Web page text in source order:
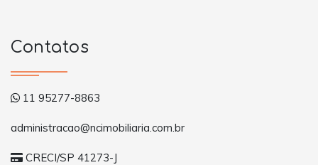
Contatos
11 95277-8863
administracao@ncimobiliaria.com.br
CRECI/SP 41273-J